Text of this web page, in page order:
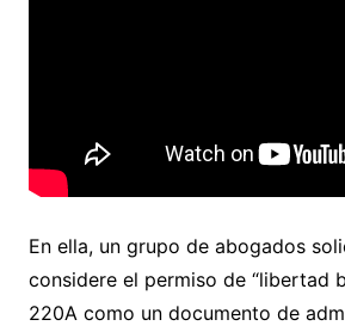
En ella, un grupo de abogados
considere el permiso de “libertad
220A como un documento de